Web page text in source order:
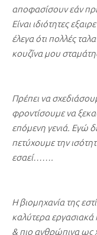
αποφασίσουν εάν
Είναι ιδιότητες
έλεγα ότι πολλές
κουζίνα μου
Πρέπει να
φροντίσουμε να
επόμενη γενιά. Εγώ
πετύχουμε την
εσαεί…….
Η βιομηχανία της
καλύτερα εργασιακά
& πιο ανθρώπινα ως